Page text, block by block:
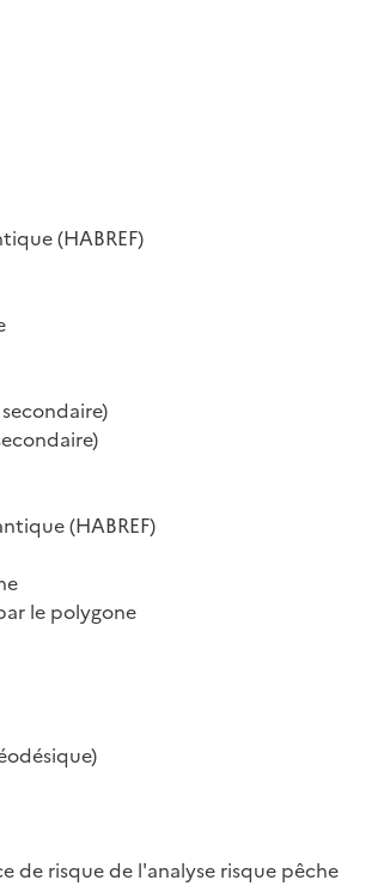
(HABREF)
(HABREF)
le polygone
de risque de l'analyse risque pêche